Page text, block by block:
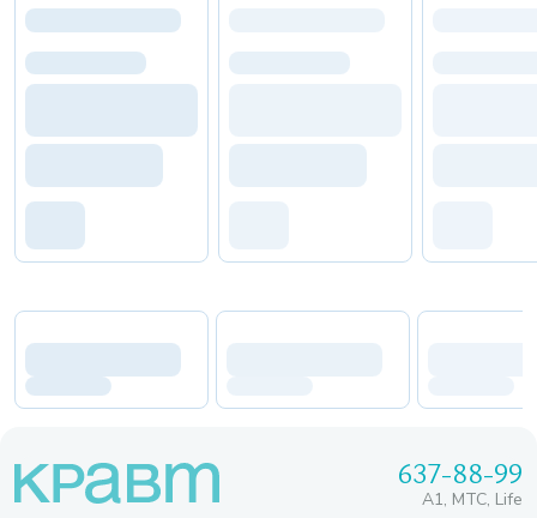
637-88-99
A1, МТС, Life